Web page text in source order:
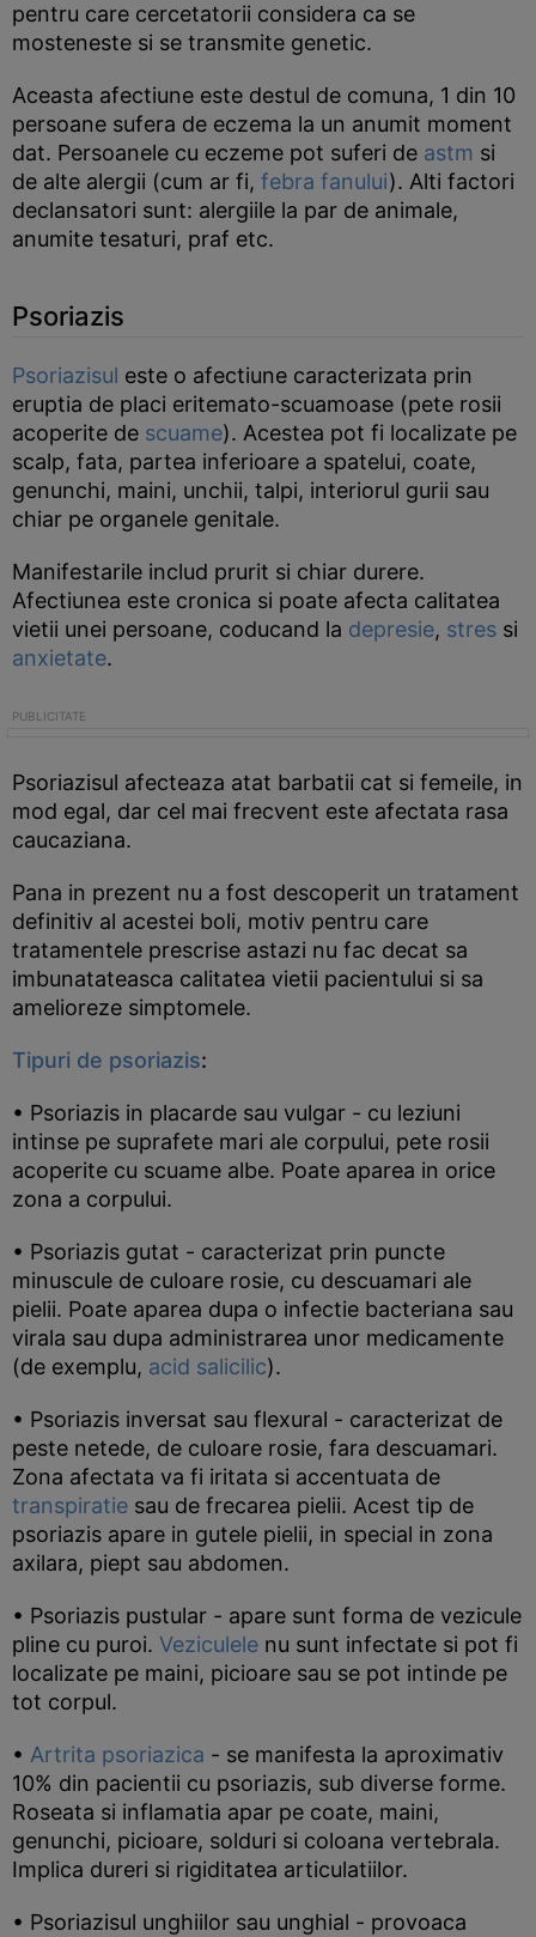
pentru care cercetatorii considera ca se
mosteneste si se transmite genetic.
Aceasta afectiune este destul de comuna, 1 din 10
persoane sufera de eczema la un anumit moment
dat. Persoanele cu eczeme pot suferi de astm si
de alte alergii (cum ar fi, febra fanului). Alti factori
declansatori sunt: alergiile la par de animale,
anumite tesaturi, praf etc.
Psoriazis
Psoriazisul este o afectiune caracterizata prin
eruptia de placi eritemato-scuamoase (pete rosii
acoperite de scuame). Acestea pot fi localizate pe
scalp, fata, partea inferioare a spatelui, coate,
genunchi, maini, unchii, talpi, interiorul gurii sau
chiar pe organele genitale.
Manifestarile includ prurit si chiar durere.
Afectiunea este cronica si poate afecta calitatea
vietii unei persoane, coducand la depresie, stres si
anxietate.
Psoriazisul afecteaza atat barbatii cat si femeile, in
mod egal, dar cel mai frecvent este afectata rasa
caucaziana.
Pana in prezent nu a fost descoperit un tratament
definitiv al acestei boli, motiv pentru care
tratamentele prescrise astazi nu fac decat sa
imbunatateasca calitatea vietii pacientului si sa
amelioreze simptomele.
Tipuri de psoriazis:
• Psoriazis in placarde sau vulgar - cu leziuni
intinse pe suprafete mari ale corpului, pete rosii
acoperite cu scuame albe. Poate aparea in orice
zona a corpului.
• Psoriazis gutat - caracterizat prin puncte
minuscule de culoare rosie, cu descuamari ale
pielii. Poate aparea dupa o infectie bacteriana sau
virala sau dupa administrarea unor medicamente
(de exemplu, acid salicilic).
• Psoriazis inversat sau flexural - caracterizat de
peste netede, de culoare rosie, fara descuamari.
Zona afectata va fi iritata si accentuata de
transpiratie sau de frecarea pielii. Acest tip de
psoriazis apare in gutele pielii, in special in zona
axilara, piept sau abdomen.
• Psoriazis pustular - apare sunt forma de vezicule
pline cu puroi. Veziculele nu sunt infectate si pot fi
localizate pe maini, picioare sau se pot intinde pe
tot corpul.
• Artrita psoriazica - se manifesta la aproximativ
10% din pacientii cu psoriazis, sub diverse forme.
Roseata si inflamatia apar pe coate, maini,
genunchi, picioare, solduri si coloana vertebrala.
Implica dureri si rigiditatea articulatiilor.
• Psoriazisul unghiilor sau unghial - provoaca